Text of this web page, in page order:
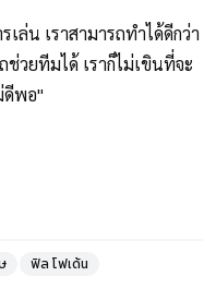
ล่น เราสามารถทำได้ดีกว่า
ช่วยทีมได้ เราก็ไม่เขินที่จะ
ดีพอ"
ฟิล โฟเด้น